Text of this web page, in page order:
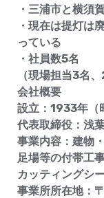
・三浦市と横須
・現在は提灯は
っている
・社員数5名
（現場担当3名
会社概要
設立：1933年（
代表取締役：浅
事業内容：建物
足場等の付帯工
カッティングシ
事業所所在地